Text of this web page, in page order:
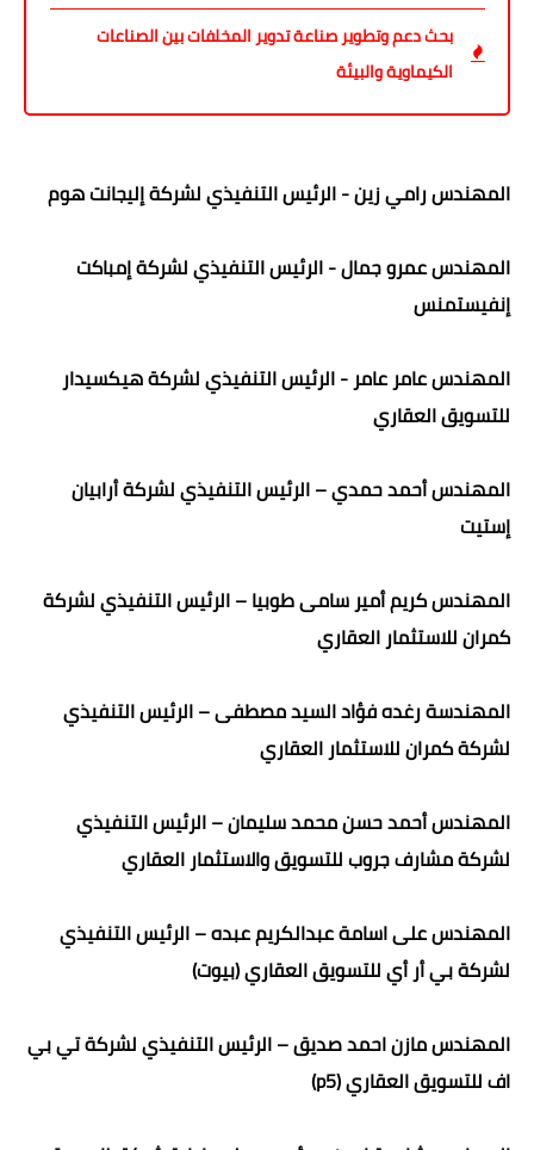
بحث دعم وتطوير صناعة تدوير المخلفات بين الصناعات
الكيماوية والبيئة
المهندس رامي زين - الرئيس التنفيذي لشركة إليجانت هوم
المهندس عمرو جمال - الرئيس التنفيذي لشركة إمباكت
إنفيستمنس
المهندس عامر عامر - الرئيس التنفيذي لشركة هيكسيدار
للتسويق العقاري
المهندس أحمد حمدي – الرئيس التنفيذي لشركة أرابيان
إستيت
المهندس كريم أمير سامى طوبيا – الرئيس التنفيذي لشركة
كمران للاستثمار العقاري
المهندسة رغده فؤاد السيد مصطفى – الرئيس التنفيذي
لشركة كمران للاستثمار العقاري
المهندس أحمد حسن محمد سليمان – الرئيس التنفيذي
لشركة مشارف جروب للتسويق والاستثمار العقاري
المهندس على اسامة عبدالكريم عبده – الرئيس التنفيذي
لشركة بي أر أي للتسويق العقاري (بيوت)
المهندس مازن احمد صديق – الرئيس التنفيذي لشركة تي بي
اف للتسويق العقاري (p5)